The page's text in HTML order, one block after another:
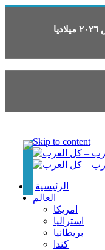
٢٠٢٦ ميلاديا
Skip to content
الرئيسية
العالم
امريكا
استراليا
بريطانيا
كندا